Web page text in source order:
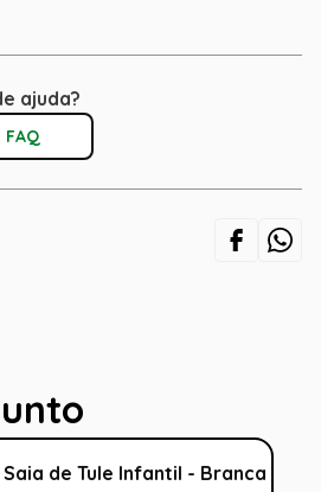
ajuda?
FAQ
Saia de Tule Infantil - Branca